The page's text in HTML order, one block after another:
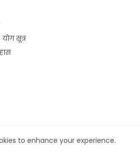
सूत्र
Contact us Privacy Policy
to enhance your experience.